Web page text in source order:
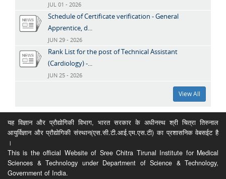
JUL 01 - 2026
Schedule of Certificate verification - General
Apprentice, d...
JUN 29 - 2026
Rank List for the post of Technical Assistant
(Cardiology) -...
JUN 25 - 2026
View All
यह विज्ञान और प्रौद्योगिकी विभाग, भारत सरकार के अधीनस्थ श्री चित्रा तिरुनाल
आयुर्विज्ञान और प्रौद्योगिकी संस्थान(एस.सी.टी.आई.एम.एस.टी) का प्रशासनिक वेबसईट है
।
This is the official Website of Sree Chitra Tirunal Institute for Medical
Sciences & Technology under Department of Science & Technology,
Government of India.